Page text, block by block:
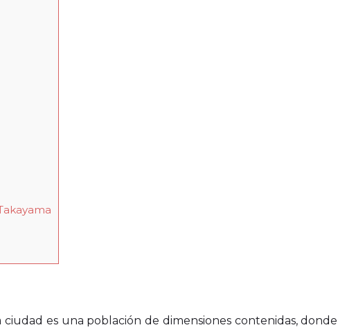
es una población de dimensiones contenidas, donde